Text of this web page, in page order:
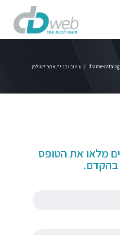
iframe-
/ עיצוב ובניית אתר לאולפן
מלאו את הטופס
בהקדם.